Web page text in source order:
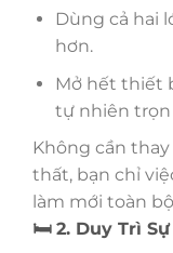
Dùng cả hai
hơn.
Mở hết thiết
tự nhiên trọn
Không cần
thất, bạn chỉ
làm mới toàn
🛏️ 2. Duy Trì